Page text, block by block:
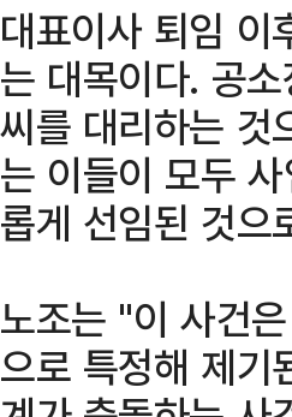
대표이사 퇴임 이
는 대목이다. 공
씨를 대리하는 것
는 이들이 모두
롭게 선임된 것으
노조는 "이 사건
으로 특정해 제기